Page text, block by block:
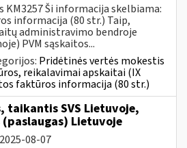
KM3257 Ši informacija skelbiama:
informacija (80 str.) Taip,
administravimo bendroje
PVM sąskaitos...
Pridėtinės vertės mokestis
reikalavimai apskaitai (IX
faktūros informacija (80 str.)
taikantis SVS Lietuvoje,
Lietuvoje
2025-08-07